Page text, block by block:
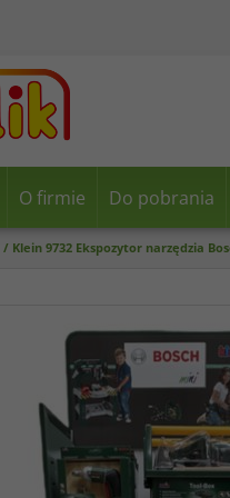
O firmie Do pobrania
/ Klein 9732 Ekspozytor narzędzia